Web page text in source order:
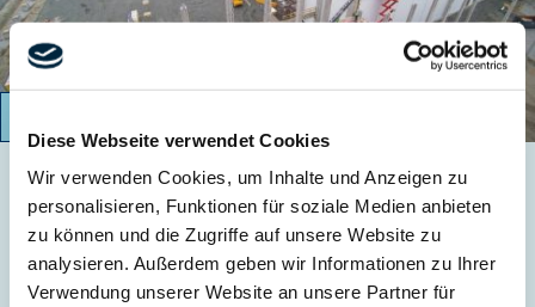
Diese Webseite verwendet Cookies
Wir verwenden Cookies, um Inhalte und Anzeigen zu
personalisieren, Funktionen für soziale Medien anbieten
zu können und die Zugriffe auf unsere Website zu
analysieren. Außerdem geben wir Informationen zu Ihrer
Verwendung unserer Website an unsere Partner für
Erweiterung Logistikzentrum NORDFROST um zwei
Tiefkühlhallen
Containerhafen Wilhelmshaven